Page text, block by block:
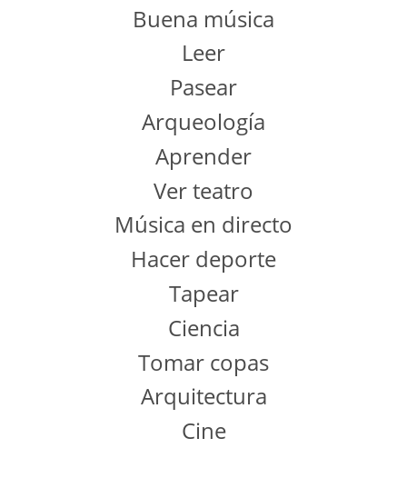
Buena música
Leer
Pasear
Arqueología
Aprender
Ver teatro
Música en directo
Hacer deporte
Tapear
Ciencia
Tomar copas
Arquitectura
Cine